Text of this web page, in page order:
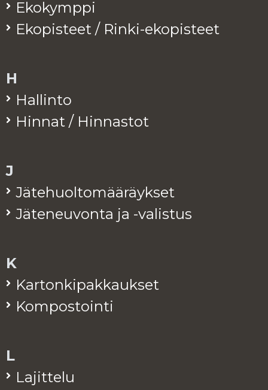
Eko­kymp­pi
Eko­pis­teet / Rinki-eko­pis­teet
H
Hal­lin­to
Hin­nat / Hin­nas­tot
J
Jä­te­huol­to­mää­räyk­set
Jä­te­neu­von­ta ja -va­lis­tus
K
Kar­ton­ki­pak­kauk­set
Kom­pos­toin­ti
L
La­jit­te­lu